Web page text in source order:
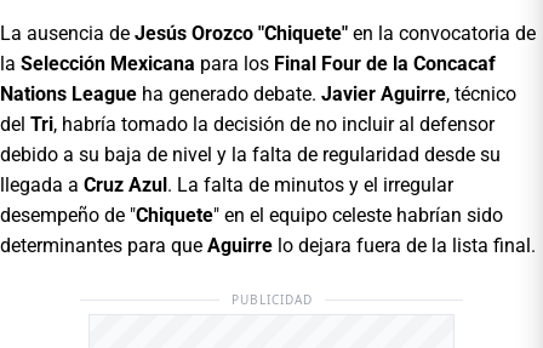
La ausencia de Jesús Orozco "Chiquete" en la convocatoria de
la Selección Mexicana para los Final Four de la Concacaf
Nations League ha generado debate. Javier Aguirre, técnico
del Tri, habría tomado la decisión de no incluir al defensor
debido a su baja de nivel y la falta de regularidad desde su
llegada a Cruz Azul . La falta de minutos y el irregular
desempeño de "Chiquete" en el equipo celeste habrían sido
determinantes para que Aguirre lo dejara fuera de la lista final.
PUBLICIDAD